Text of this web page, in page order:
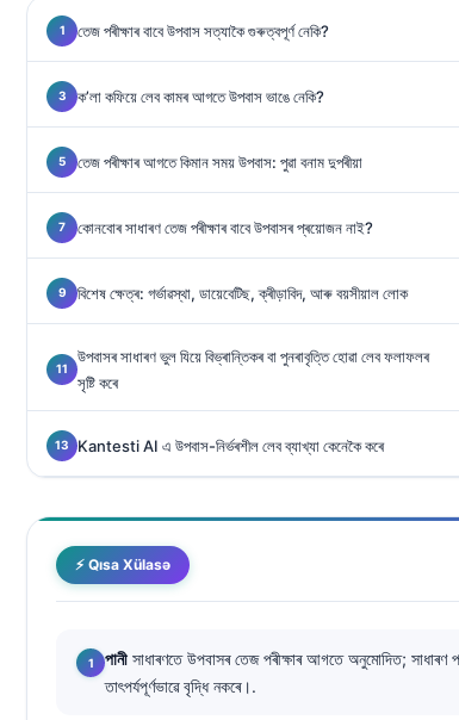
তেজ পৰীক্ষাৰ বাবে উপবাস সত্যাকৈ গুৰুত্বপূৰ্ণ নেকি?
ক’লা কফিয়ে লেব কামৰ আগতে উপবাস ভাঙে নেকি?
তেজ পৰীক্ষাৰ আগতে কিমান সময় উপবাস: পুৱা বনাম দুপৰীয়া
কোনবোৰ সাধাৰণ তেজ পৰীক্ষাৰ বাবে উপবাসৰ প্ৰয়োজন নাই?
বিশেষ ক্ষেত্ৰ: গৰ্ভাৱস্থা, ডায়েবেটিছ, ক্ৰীড়াবিদ, আৰু বয়সীয়াল লোক
উপবাসৰ সাধাৰণ ভুল যিয়ে বিভ্ৰান্তিকৰ বা পুনৰাবৃত্তি হোৱা লেব ফলাফলৰ
সৃষ্টি কৰে
Kantesti AI এ উপবাস-নিৰ্ভৰশীল লেব ব্যাখ্যা কেনেকৈ কৰে
⚡ Qısa Xülasə
পানী সাধাৰণতে উপবাসৰ তেজ পৰীক্ষাৰ আগতে অনুমোদিত; সাধাৰণ
তাৎপৰ্যপূৰ্ণভাৱে বৃদ্ধি নকৰে।.